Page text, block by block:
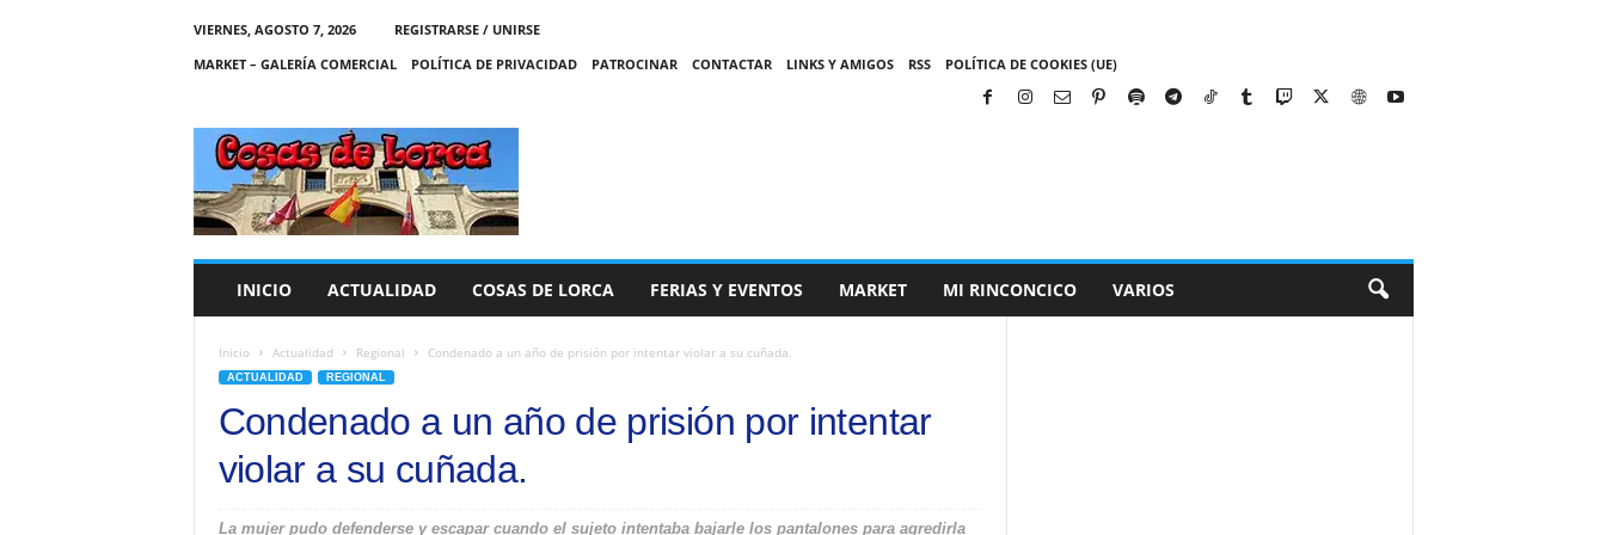
VIERNES, AGOSTO 7, 2026
REGISTRARSE / UNIRSE
MARKET – GALERÍA COMERCIAL
POLÍTICA DE PRIVACIDAD PATROCINAR CONTACTAR LINKS Y AMIGOS RSS POLÍTICA DE COOKIES (UE)
C
A
S
INICIO ACTUALIDAD COSAS DE LORCA FERIAS Y EVENTOS MARKET MI RINCONCICO VARIOS
Inicio Actualidad Regional Condenado a un año de prisión por intentar violar a su cuñada.
ACTUALIDAD REGIONAL
Condenado a un año de prisión por intentar
violar a su cuñada.
La mujer pudo defenderse y escapar cuando el sujeto intentaba bajarle los pantalones para agredirla